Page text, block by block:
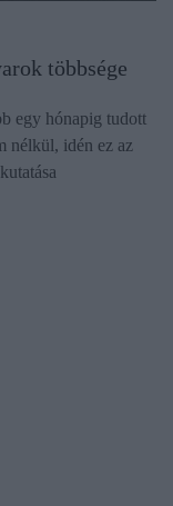
többsége
egy hónapig tudott
nélkül, idén ez az